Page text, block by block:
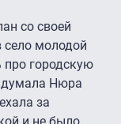
со своей
молодой
городскую
Нюра
за